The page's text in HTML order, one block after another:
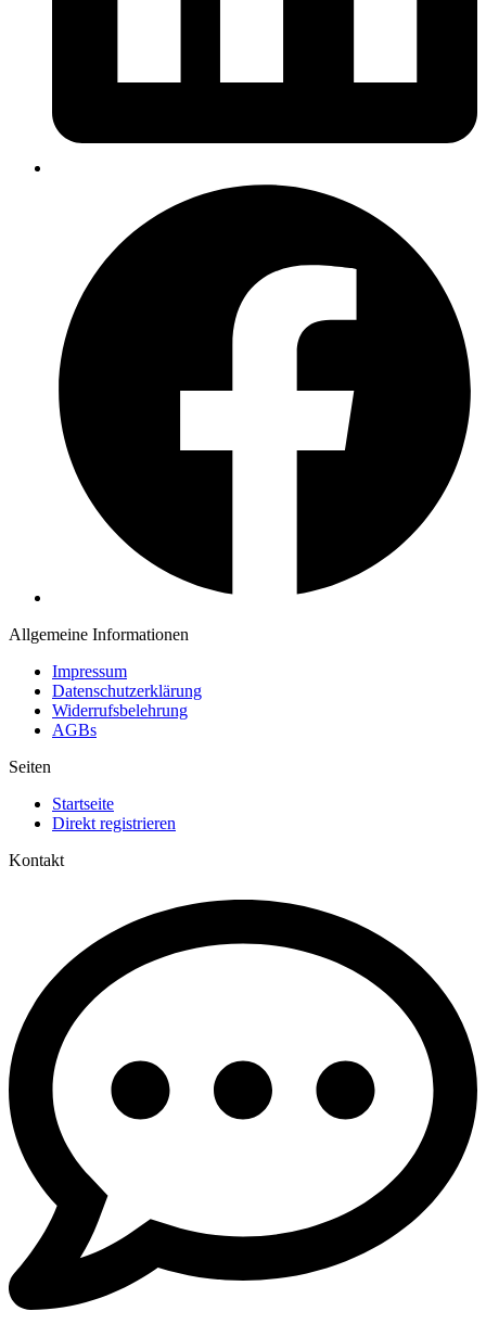
Allgemeine Informationen
Impressum
Datenschutzerklärung
Widerrufsbelehrung
AGBs
Seiten
Startseite
Direkt registrieren
Kontakt